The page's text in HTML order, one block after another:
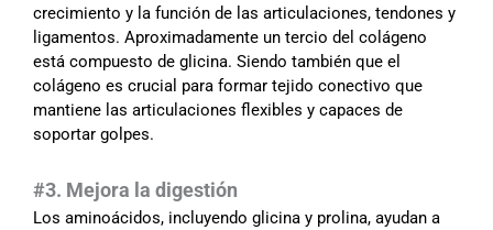
crecimiento y la función de las articulaciones, tendones y
ligamentos. Aproximadamente un tercio del colágeno
está compuesto de glicina. Siendo también que el
colágeno es crucial para formar tejido conectivo que
mantiene las articulaciones flexibles y capaces de
soportar golpes.
#3. Mejora la digestión
Los aminoácidos, incluyendo glicina y prolina, ayudan a